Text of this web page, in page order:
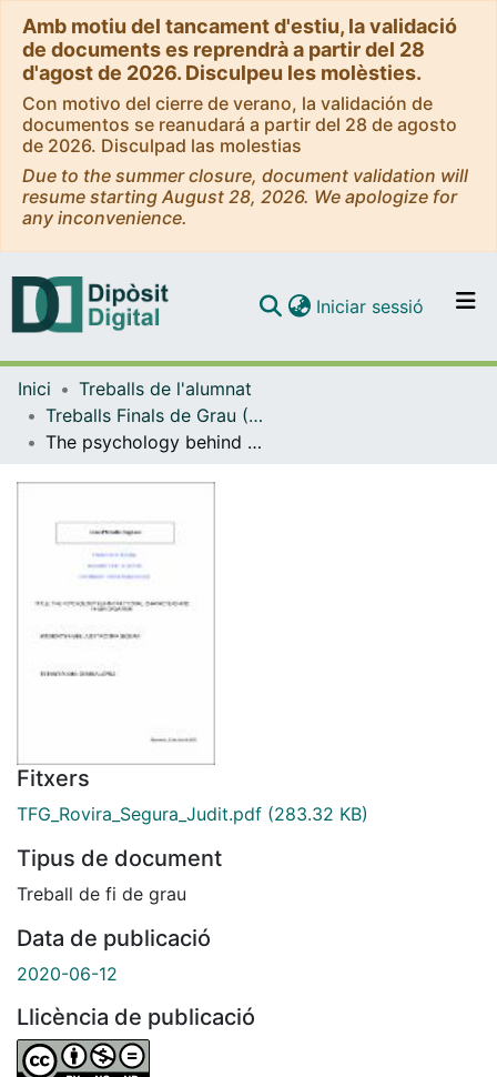
Amb motiu del tancament d'estiu, la validació
de documents es reprendrà a partir del 28
d'agost de 2026. Disculpeu les molèsties.
Con motivo del cierre de verano, la validación de
documentos se reanudará a partir del 28 de agosto
de 2026. Disculpad las molestias
Due to the summer closure, document validation will
resume starting August 28, 2026. We apologize for
any inconvenience.
Navega per tot el DD
Com publicar
Iniciar sessió (current)
Inici
Treballs de l'alumnat
Treballs Finals de Grau (TFG) - Estudis Anglesos
The psychology behind fictional characters and their creation
Fitxers
TFG_Rovira_Segura_Judit.pdf (283.32 KB)
Tipus de document
Treball de fi de grau
Data de publicació
2020-06-12
Llicència de publicació